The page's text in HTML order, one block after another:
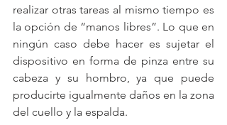
realizar otras tareas al mismo tiempo es
la opción de “manos libres”. Lo que en
ningún caso debe hacer es sujetar el
dispositivo en forma de pinza entre su
cabeza y su hombro, ya que puede
producirte igualmente daños en la zona
del cuello y la espalda.